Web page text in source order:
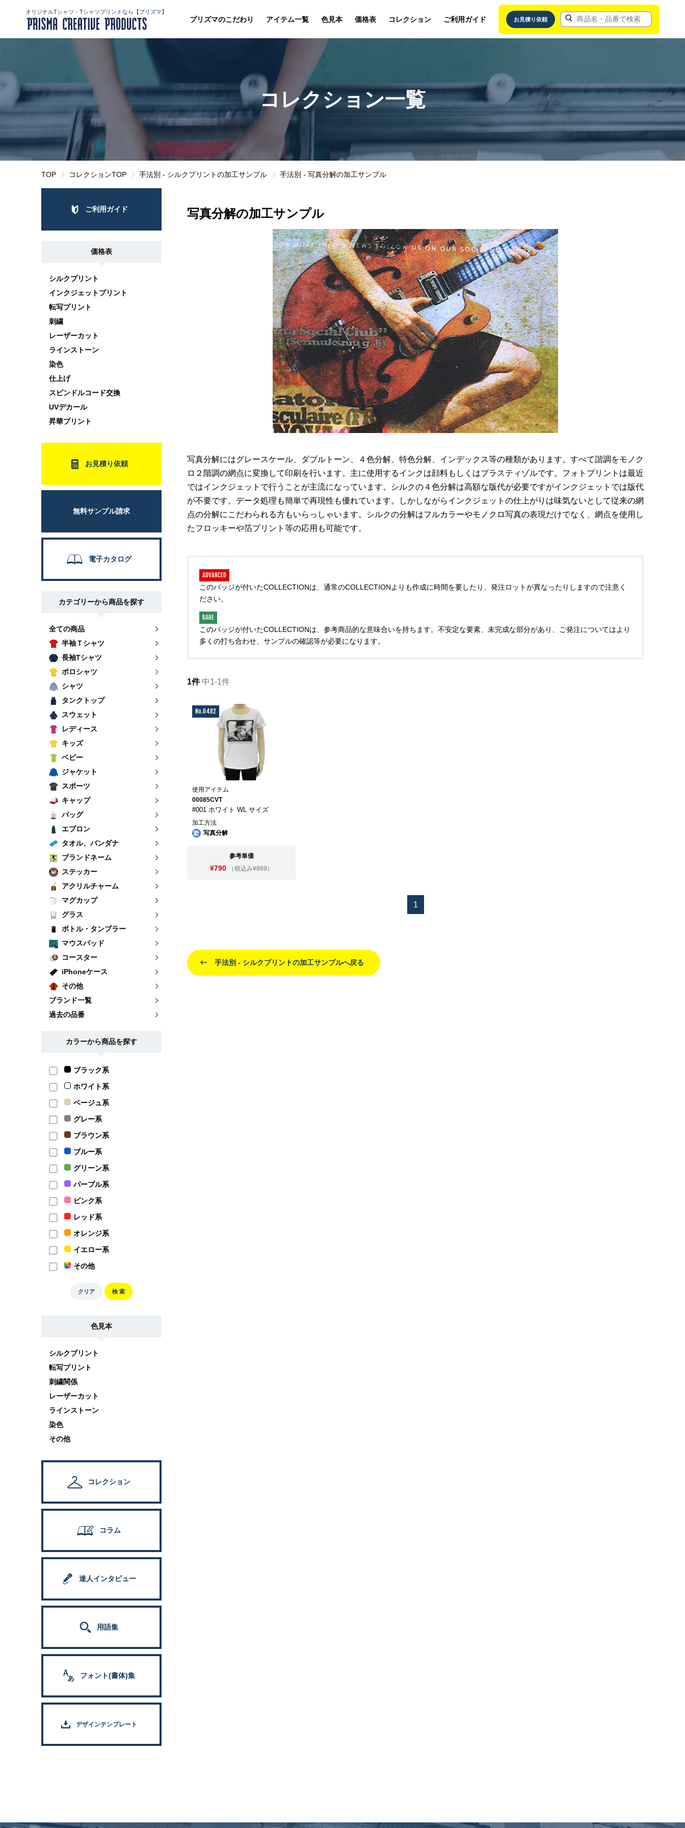
オリジナルTシャツ・Tシャツプリントなら【プリズマ】
プリズマのこだわり アイテム一覧 色見本 価格表 コレクション ご利用ガイド お見積り依頼
コレクション一覧
TOP コレクションTOP 手法別 - シルクプリントの加工サンプル 手法別 - 写真分解の加工サンプル
ご利用ガイド
価格表
シルクプリント
インクジェットプリント
転写プリント
刺繍
レーザーカット
ラインストーン
染色
仕上げ
スピンドルコード交換
UVデカール
昇華プリント
お見積り依頼
無料サンプル請求
電子カタログ
カテゴリーから商品を探す
全ての商品
半袖Ｔシャツ
長袖Tシャツ
ポロシャツ
シャツ
タンクトップ
スウェット
レディース
キッズ
ベビー
ジャケット
スポーツ
キャップ
バッグ
エプロン
タオル、バンダナ
ブランドネーム
ステッカー
アクリルチャーム
マグカップ
グラス
ボトル・タンブラー
マウスパッド
コースター
iPhoneケース
その他
ブランド一覧
過去の品番
カラーから商品を探す
ブラック系
ホワイト系
ベージュ系
グレー系
ブラウン系
ブルー系
グリーン系
パープル系
ピンク系
レッド系
オレンジ系
イエロー系
その他
クリア 検 索
色見本
シルクプリント
転写プリント
刺繍関係
レーザーカット
ラインストーン
染色
その他
コレクション
コラム
達人インタビュー
用語集
フォント(書体)集
デザインテンプレート
写真分解の加工サンプル
写真分解にはグレースケール、ダブルトーン、４色分解、特色分解、インデックス等の種類があります。すべて諧調をモノク
ロ２階調の網点に変換して印刷を行います。主に使用するインクは顔料もしくはプラスティゾルです。フォトプリントは最近
ではインクジェットで行うことが主流になっています。シルクの４色分解は高額な版代が必要ですがインクジェットでは版代
が不要です。データ処理も簡単で再現性も優れています。しかしながらインクジェットの仕上がりは味気ないとして従来の網
点の分解にこだわられる方もいらっしゃいます。シルクの分解はフルカラーやモノクロ写真の表現だけでなく、網点を使用し
たフロッキーや箔プリント等の応用も可能です。
ADVANCED
このバッジが付いたCOLLECTIONは、通常のCOLLECTIONよりも作成に時間を要したり、発注ロットが異なったりしますので注意く
ださい。
RARE
このバッジが付いたCOLLECTIONは、参考商品的な意味合いを持ちます。不安定な要素、未完成な部分があり、ご発注についてはより
多くの打ち合わせ、サンプルの確認等が必要になります。
1件 中1-1件
No.0482
使用アイテム
00085CVT
#001 ホワイト WL サイズ
加工方法
写真分解
参考単価
¥790 （税込み¥869）
1
手法別 - シルクプリントの加工サンプルへ戻る